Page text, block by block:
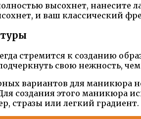
высохнет, нанесите
и ваш классический
стремится к созданию
свою нежность,
вариантов для маникюра
создания этого маникюра
стразы или легкий градиент.